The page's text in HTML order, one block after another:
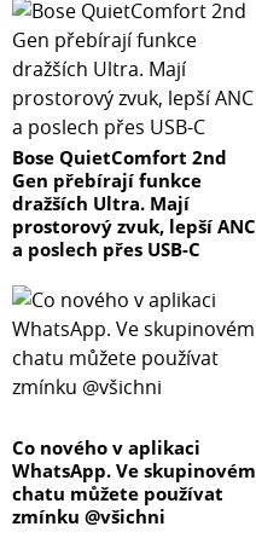
Bose QuietComfort 2nd
Gen přebírají funkce
dražších Ultra. Mají
prostorový zvuk, lepší ANC
a poslech přes USB-C
Co nového v aplikaci
WhatsApp. Ve skupinovém
chatu můžete používat
zmínku @všichni